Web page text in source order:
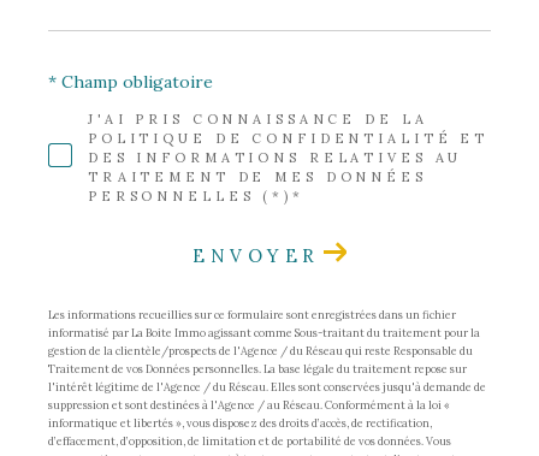
J'AI PRIS CONNAISSANCE DE LA
POLITIQUE DE CONFIDENTIALITÉ ET
DES INFORMATIONS RELATIVES AU
TRAITEMENT DE MES DONNÉES
PERSONNELLES (*)*
* Champ obligatoire
ENVOYER
Les informations recueillies sur ce formulaire sont enregistrées dans un fichier
informatisé par La Boite Immo agissant comme Sous-traitant du traitement pour la
gestion de la clientèle/prospects de l'Agence / du Réseau qui reste Responsable du
Traitement de vos Données personnelles. La base légale du traitement repose sur
l'intérêt légitime de l'Agence / du Réseau. Elles sont conservées jusqu'à demande de
suppression et sont destinées à l'Agence / au Réseau. Conformément à la loi «
informatique et libertés », vous disposez des droits d’accès, de rectification,
d’effacement, d’opposition, de limitation et de portabilité de vos données. Vous